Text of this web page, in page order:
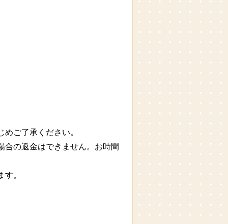
ご了承ください。
合の返金はできません。お時間
。